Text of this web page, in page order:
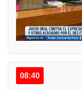
08:40